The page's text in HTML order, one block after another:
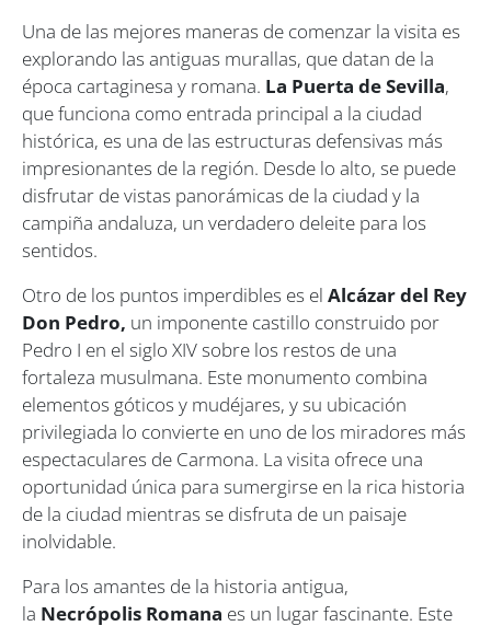
Una de las mejores maneras de comenzar la visita es
explorando las antiguas murallas, que datan de la
época cartaginesa y romana. La Puerta de Sevilla,
que funciona como entrada principal a la ciudad
histórica, es una de las estructuras defensivas más
impresionantes de la región. Desde lo alto, se puede
disfrutar de vistas panorámicas de la ciudad y la
campiña andaluza, un verdadero deleite para los
sentidos.
Otro de los puntos imperdibles es el Alcázar del Rey
Don Pedro, un imponente castillo construido por
Pedro I en el siglo XIV sobre los restos de una
fortaleza musulmana. Este monumento combina
elementos góticos y mudéjares, y su ubicación
privilegiada lo convierte en uno de los miradores más
espectaculares de Carmona. La visita ofrece una
oportunidad única para sumergirse en la rica historia
de la ciudad mientras se disfruta de un paisaje
inolvidable.
Para los amantes de la historia antigua,
la Necrópolis Romana es un lugar fascinante. Este